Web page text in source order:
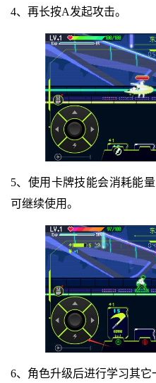
4、再长按A发起攻击。
5、使用卡牌技能会消耗能
可继续使用。
6、角色升级后进行学习其它